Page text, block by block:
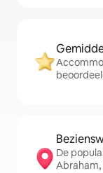
De
Abraham,